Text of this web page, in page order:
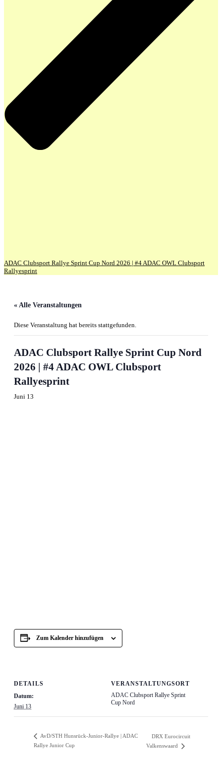
ADAC Clubsport Rallye Sprint Cup Nord 2026 | #4 ADAC OWL Clubsport
Rallyesprint
« Alle Veranstaltungen
Diese Veranstaltung hat bereits stattgefunden.
ADAC Clubsport Rallye Sprint Cup Nord
2026 | #4 ADAC OWL Clubsport
Rallyesprint
Juni 13
Zum Kalender hinzufügen
DETAILS
Datum:
Juni 13
VERANSTALTUNGSORT
ADAC Clubsport Rallye Sprint
Cup Nord
AvD/STH Hunsrück-Junior-Rallye | ADAC
Rallye Junior Cup
DRX Eurocircuit
Valkenswaard